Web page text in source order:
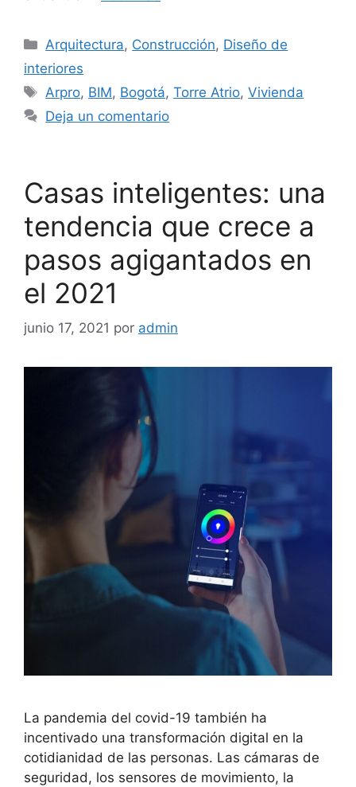
Categorías
Arquitectura, Construcción, Diseño de
interiores
Etiquetas
Arpro, BIM, Bogotá,Torre Atrio,Vivienda
Deja un comentario
Casas inteligentes: una
tendencia que crece a
pasos agigantados en
el 2021
junio 17, 2021 por admin
La pandemia del covid-19 también ha
incentivado una transformación digital en la
cotidianidad de las personas. Las cámaras de
seguridad, los sensores de movimiento, la